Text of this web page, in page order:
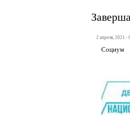
2 апреля, 2021 -
Социум